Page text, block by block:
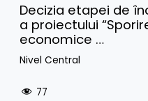
Decizia etapei de
a proiectului
economice …
Nivel Central
77